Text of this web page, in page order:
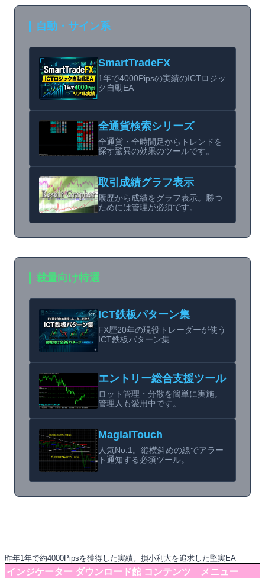
自動・サイン系
SmartTradeFX
1年で4000Pipsの実績のICTロジッ
ク自動EA
全通貨検索シリーズ
全通貨・全時間足からトレンドを
探す驚異の効果のツールです。
取引成績グラフ表示
履歴から成績をグラフ表示。勝つ
ためには管理が必須です。
裁量向け特選
ICT鉄板パターン集
FX歴20年の現役トレーダーが使う
ICT鉄板パターン集
エントリー総合支援ツール
ロット管理・分散を簡単に実施。
管理人も愛用中です。
MagialTouch
人気No.1。縦横斜めの線でアラー
ト通知する必須ツール。
昨年1年で約4000Pipsを獲得した実績。損小利大を追求した堅実EA
インジケーター ダウンロード館 コンテンツ メニュー